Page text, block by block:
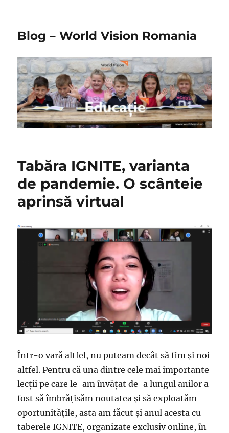
Blog – World Vision Romania
Tabăra IGNITE, varianta
de pandemie. O scânteie
aprinsă virtual
Într-o vară altfel, nu puteam decât să fim și noi
altfel. Pentru că una dintre cele mai importante
lecții pe care le-am învățat de-a lungul anilor a
fost să îmbrățisăm noutatea și să exploatăm
oportunitățile, asta am făcut și anul acesta cu
taberele IGNITE, organizate exclusiv online, în